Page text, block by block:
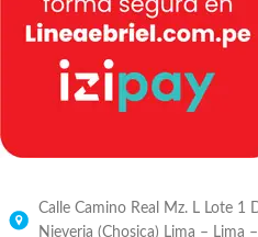
Calle Camino Real Mz. L Lote 1
Nieveria (Chosica) Lima – Lima